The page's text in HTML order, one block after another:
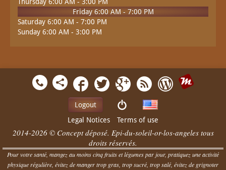
Friday 6:00 AM - 7:00 PM
Saturday 6:00 AM - 7:00 PM
Sunday 6:00 AM - 3:00 PM
Logout
Legal Notices
Terms of use
2014-2026 © Concept déposé. Epi-du-soleil-or-los-angeles tous
droits réservés.
Pour votre santé, mangez au moins cinq fruits et légumes par jour, pratiquez une activité
physique régulière, évitez de manger trop gras, trop sucré, trop salé, évitez de grignoter